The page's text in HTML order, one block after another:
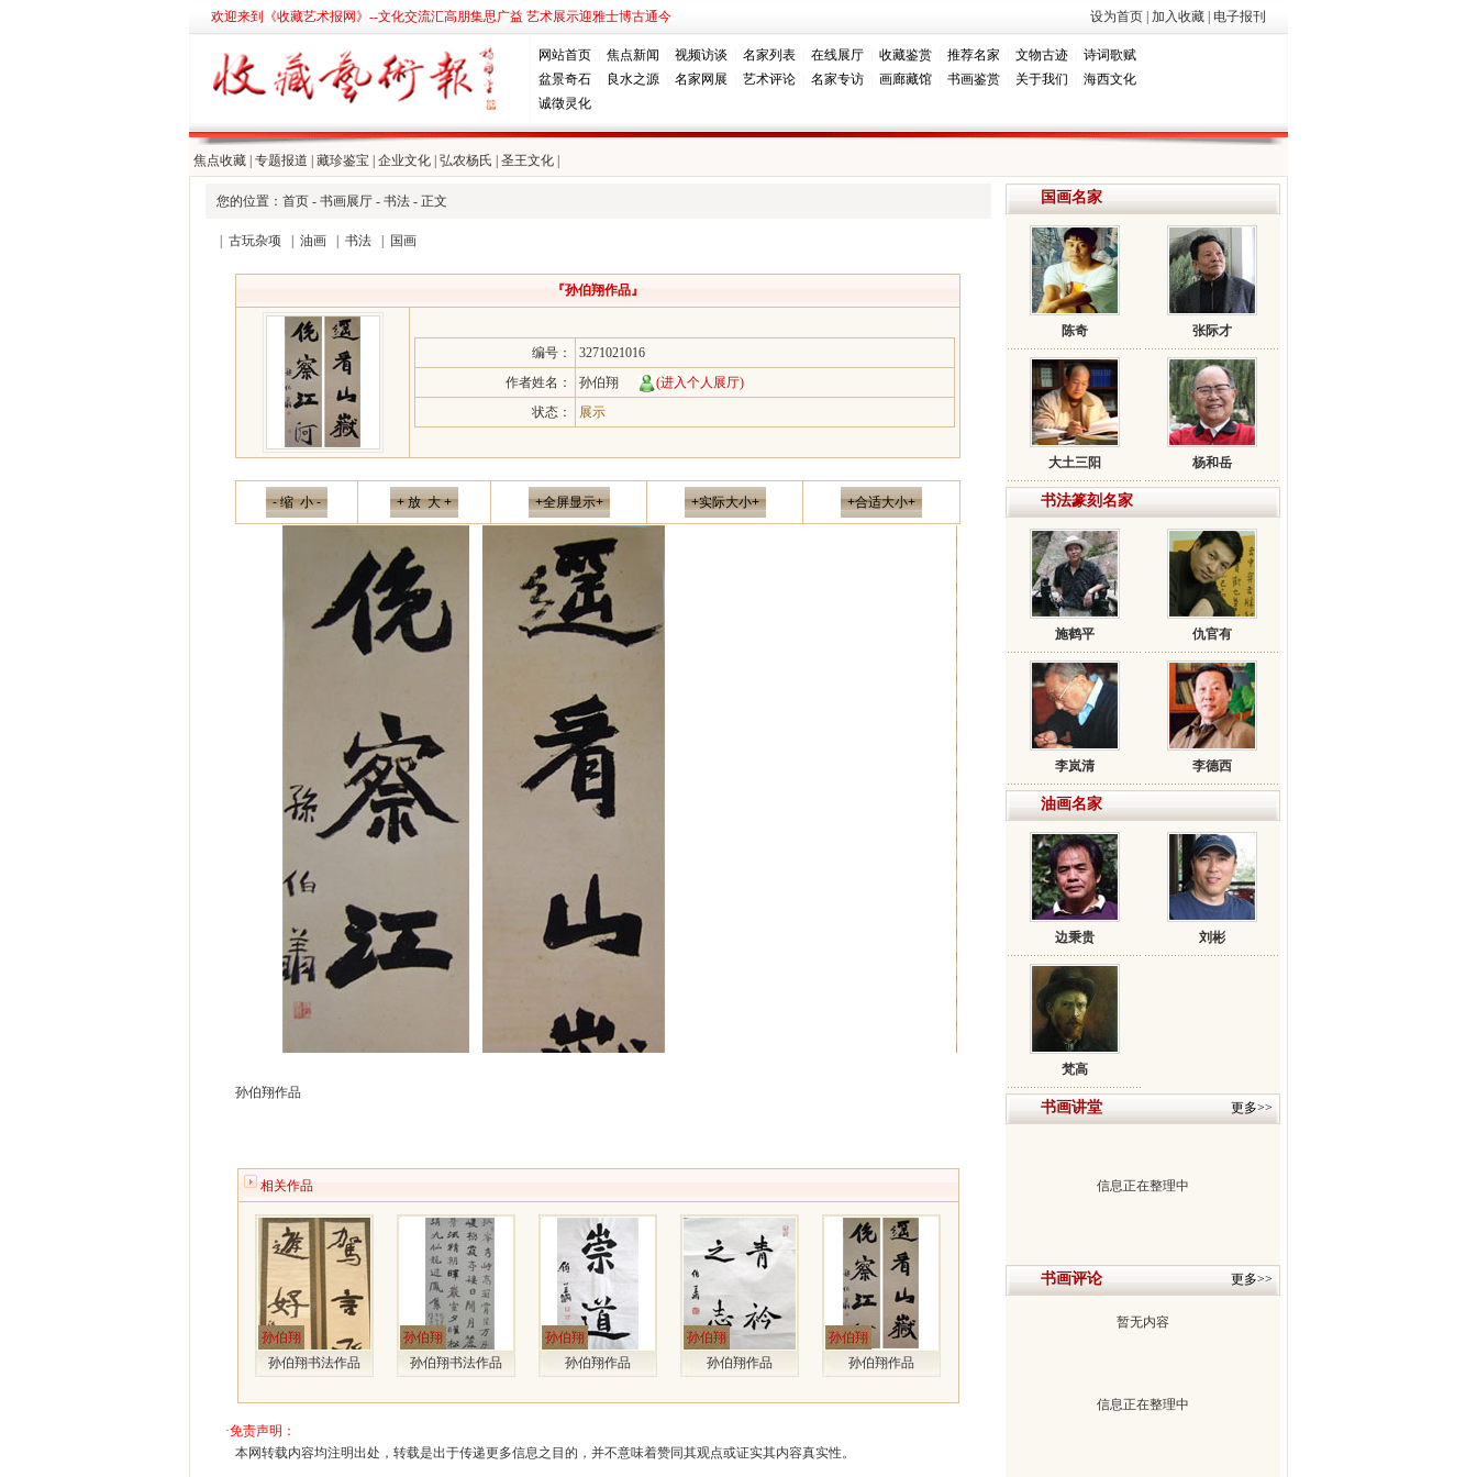
欢迎来到《收藏艺术报网》--文化交流汇高朋集思广益 艺术展示迎雅士博古通今 设为首页 加入收藏 电子报刊
网站首页 焦点新闻 视频访谈 名家列表 在线展厅 收藏鉴赏 推荐名家 文物古迹
诗词歌赋
盆景奇石
良水之源 名家网展 艺术评论 名家专访 画廊藏馆 书画鉴赏 关于我们
海西文化
诚徵灵化
焦点收藏 专题报道 藏珍鉴宝 企业文化 弘农杨氏 圣王文化
您的位置： 首页- 书画展厅- 书法- 正文
古玩杂项 油画 书法 国画
『孙伯翔作品』
编号：
3271021016
作者姓名：
孙伯翔
(进入个人展厅)
状态：
展示
孙伯翔作品
相关作品
孙伯翔
孙伯翔书法作品
孙伯翔
孙伯翔书法作品
孙伯翔
孙伯翔作品
孙伯翔
孙伯翔作品
孙伯翔
孙伯翔作品
·免责声明：
本网转载内容均注明出处，转载是出于传递更多信息之目的，并不意味着赞同其观点或证实其内容真实性。
国画名家
陈奇 张际才
大土三阳 杨和岳
书法篆刻名家
施鹤平 仇官有
李岚清 李德西
油画名家
边秉贵 刘彬
梵高
书画讲堂 更多>>
信息正在整理中
书画评论 更多>>
暂无内容
信息正在整理中